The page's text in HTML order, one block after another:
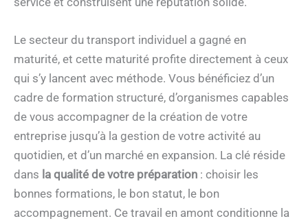
Le secteur du transport individuel a gagné en
maturité, et cette maturité profite directement à ceux
qui s’y lancent avec méthode. Vous bénéficiez d’un
cadre de formation structuré, d’organismes capables
de vous accompagner de la création de votre
entreprise jusqu’à la gestion de votre activité au
quotidien, et d’un marché en expansion. La clé réside
dans la qualité de votre préparation : choisir les
bonnes formations, le bon statut, le bon
accompagnement. Ce travail en amont conditionne la